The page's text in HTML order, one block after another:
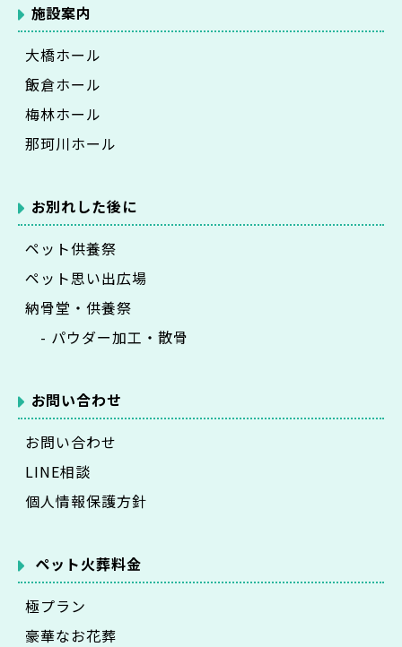
施設案内
大橋ホール
飯倉ホール
梅林ホール
那珂川ホール
お別れした後に
ペット供養祭
ペット思い出広場
納骨堂・供養祭
- パウダー加工・散骨
お問い合わせ
お問い合わせ
LINE相談
個人情報保護方針
ペット火葬料金
極プラン
豪華なお花葬